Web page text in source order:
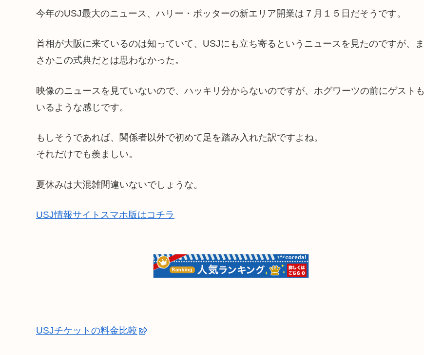
今年のUSJ最大のニュース、ハリー・ポッターの新エリア開業は７月１５日だそうです。
首相が大阪に来ているのは知っていて、USJにも立ち寄るというニュースを見たのですが、ま
さかこの式典だとは思わなかった。
映像のニュースを見ていないので、ハッキリ分からないのですが、ホグワーツの前にゲストも
いるような感じです。
もしそうであれば、関係者以外で初めて足を踏み入れた訳ですよね。
それだけでも羨ましい。
夏休みは大混雑間違いないでしょうな。
USJ情報サイトスマホ版はコチラ
USJチケットの料金比較